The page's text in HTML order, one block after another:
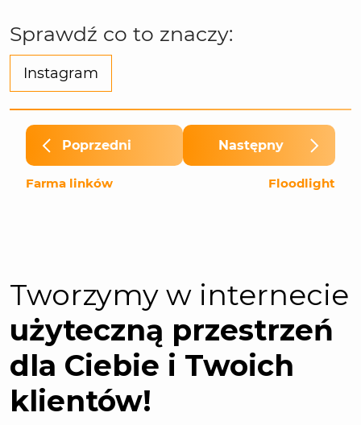
Sprawdź co to znaczy:
Instagram
Poprzedni
Farma linków
Następny
Floodlight